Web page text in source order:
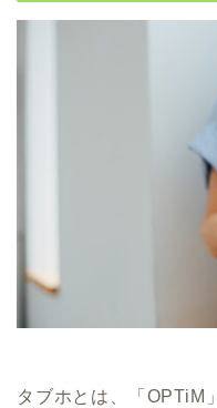
タブホとは、「OPTiM